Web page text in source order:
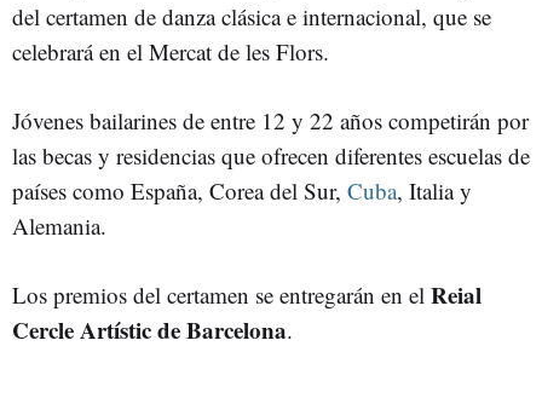
del certamen de danza clásica e internacional, que se
celebrará en el Mercat de les Flors.
Jóvenes bailarines de entre 12 y 22 años competirán por
las becas y residencias que ofrecen diferentes escuelas de
países como España, Corea del Sur, Cuba, Italia y
Alemania.
Los premios del certamen se entregarán en el Reial
Cercle Artístic de Barcelona.